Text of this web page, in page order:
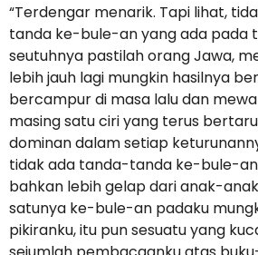
“Terdengar menarik. Tapi lihat,
tanda ke-bule-an yang ada pada
seutuhnya pastilah orang Jawa,
lebih jauh lagi mungkin hasilnya
bercampur di masa lalu dan
masing satu ciri yang terus
dominan dalam setiap
tidak ada tanda-tanda ke-bule-an
bahkan lebih gelap dari anak-
satunya ke-bule-an padaku
pikiranku, itu pun sesuatu yang